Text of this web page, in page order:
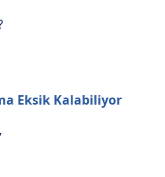
Eksik Kalabiliyor